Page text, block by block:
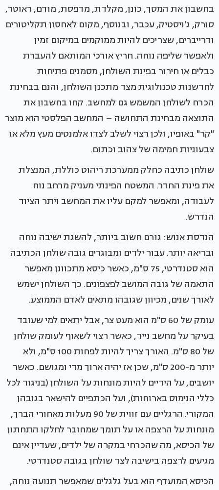
בחשבון את המסך, כונן, מקלדת, מדפסת, מודם, ראוטר,
סורק, ג'ויסטיק, עכבר, ובנוסף, מקום לאחסון תקליטורים
ודרייברים, שצריכים להיות ממוקמים במיקום זמין
ולאפשר שליפה נוחה. חריץ אורכי המותאם להעברת
כבלים או חירור בפינת השולחן, מסמנים פתיחות
לחדשנות טכנולוגית מצד מתכנן השולחן, והנם בבחינת
הכרח לשולחן המשמש גם למחשב. קחו בחשבון את
התוצאה מבחינת התחושה – המחשב הפלסטי הוא מוצר
"קר" באופיו, ולכן רצוי לשלב לצדו אלמנטים מעץ מלא או
צבעוניות חמימה של צהוב וכתום.
שולחן כתיבה כחלק ממערכת ריהוט כוללת, המנצלת
את פינת החדר. המשטח הפינתי מעניק מרחב נוח
לעבודה, ומאפשר למקם עליו את המחשב ויתר הציוד
הנדרש.
הנדסת אנוש: גורם חשוב ביותר, להשגת ישיבה נוחה
ובריאה יותר. עבור ילדים ומבוגרים גובה שולחן הכתיבה
הוא סטנדרטי, 75 ס"מ, כאשר כיסא מתכוונן מאפשר
התאמה של גובה המושב לפצפונים. כך השולחן ישמש
לאורך שנים, מכיוון שגובהו מתאים לאדם הממוצע.
עומק של 60 ס"מ הוא מעט צר, אבל יתאים למי שעובד
בעיקר על מחשב נייד, כאשר רצוי לשאוף לעומק שולחן
של 80 ס"מ. האורך צריך להיות לפחות 100 ס"מ, ולא
יותר מ-200 ס"מ, שכן אז יהיה ארוך מדי ומגושם. כאשר
יושבים, על הידיים להיות מונחות על השולחן (בניגוד לכל
כללי הנימוס בארוחות), ועל הכתפיים להישאר בגובהן
המקורי. הרגליים עם זווית של 90 מעלות מאחורי הברך,
מונחות על הרצפה או על תומך שמחובר לחלקו התחתון
של הכיסא, מה שהכרחי במקרה של ילדים, שעדיין אינם
מגיעים לרצפה בישיבה לצד שולחן בגובה סטנדרטי.
הכיסא המועדף הוא בעל גלגלים שמאפשר תנועה נוחה,